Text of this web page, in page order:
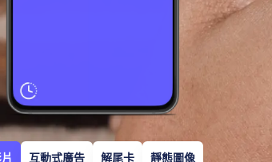
互動式廣告 解尾卡 靜態圖像